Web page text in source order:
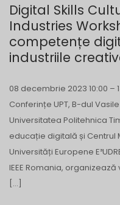
Digital Skills
Industries
competențe
industriile
08 decembrie 2023 10:00 –
Conferințe UPT, B-dul
Universitatea Politehnica
educație digitală și Centrul
Universități Europene
IEEE Romania,
[…]